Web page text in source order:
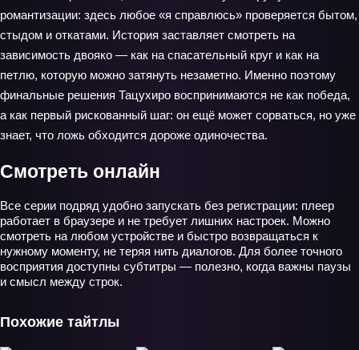
романтизации: здесь любое «я справлюсь» проверяется бытом,
стыдом и откатами. История заставляет смотреть на
зависимость двояко — как на спасательный круг и как на
петлю, которую можно затянуть незаметно. Именно поэтому
финальные решения Тацухиро воспринимаются не как победа,
а как первый рискованный шаг: он ещё может сорваться, но уже
знает, что ложь обходится дороже одиночества.
Смотреть онлайн
Все серии подряд удобно запускать без регистрации: плеер
работает в браузере и не требует лишних настроек. Можно
смотреть на любом устройстве и быстро возвращаться к
нужному моменту, не теряя нить диалогов. Для более точного
восприятия доступны субтитры — полезно, когда важны паузы
и смысл между строк.
Похожие тайтлы